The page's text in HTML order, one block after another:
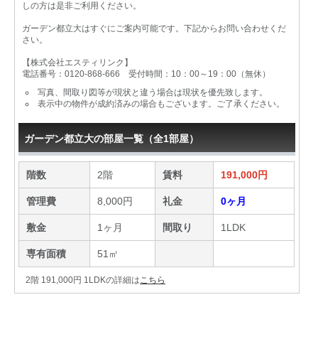
しの方は是非ご利用ください。
ガーデン都立大はすぐにご案内可能です。下記からお問い合わせくだ
さい。
【株式会社エスティリンク】
電話番号：0120-868-666 受付時間：10：00～19：00（無休）
写真、間取り図等が現状と違う場合は現状を優先致します。
表示中の物件が成約済みの場合もございます。ご了承ください。
ガーデン都立大の部屋一覧（全1部屋）
階数 2階 賃料 191,000円
管理費 8,000円 礼金 0ヶ月
敷金 1ヶ月 間取り 1LDK
専有面積 51㎡
2階 191,000円 1LDKの詳細は こちら